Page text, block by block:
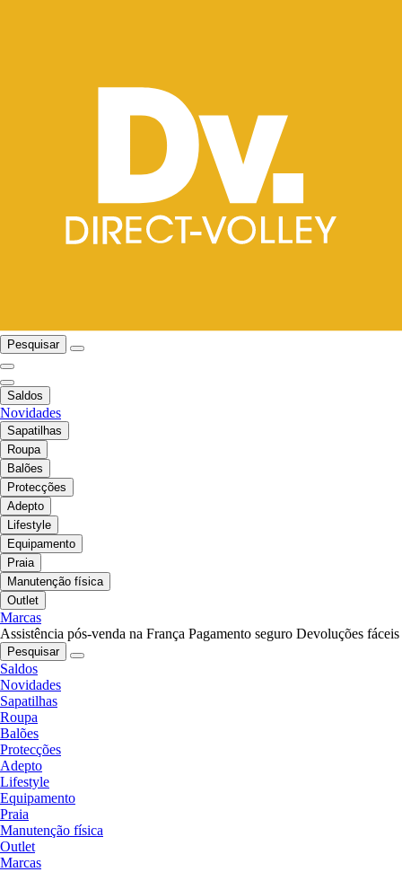
Pesquisar
Saldos
Novidades
Sapatilhas
Roupa
Balões
Protecções
Adepto
Lifestyle
Equipamento
Praia
Manutenção física
Outlet
Marcas
Assistência pós-venda na França Pagamento seguro Devoluções fáceis
Pesquisar
Saldos
Novidades
Sapatilhas
Roupa
Balões
Protecções
Adepto
Lifestyle
Equipamento
Praia
Manutenção física
Outlet
Marcas